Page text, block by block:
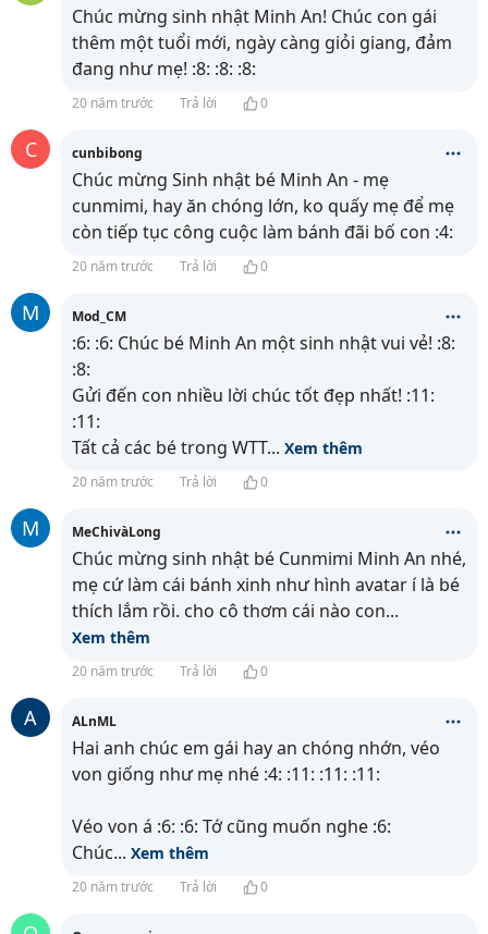
Chúc mừng sinh nhật Minh An! Chúc con gái
thêm một tuổi mới, ngày càng giỏi giang, đảm
đang như mẹ! :8: :8: :8:
20 năm trước Trả lời 0
C cunbibong
Chúc mừng Sinh nhật bé Minh An - mẹ
cunmimi, hay ăn chóng lớn, ko quấy mẹ để mẹ
còn tiếp tục công cuộc làm bánh đãi bố con :4:
20 năm trước Trả lời 0
M Mod_CM
:6: :6: Chúc bé Minh An một sinh nhật vui vẻ! :8:
:8:
Gửi đến con nhiều lời chúc tốt đẹp nhất! :11:
:11:
Tất cả các bé trong WTT... Xem thêm
20 năm trước Trả lời 0
M MeChivàLong
Chúc mừng sinh nhật bé Cunmimi Minh An nhé,
mẹ cứ làm cái bánh xinh như hình avatar í là bé
thích lắm rồi. cho cô thơm cái nào con...
Xem thêm
20 năm trước Trả lời 0
A ALnML
Hai anh chúc em gái hay an chóng nhớn, véo
von giống như mẹ nhé :4: :11: :11: :11:
Véo von á :6: :6: Tớ cũng muốn nghe :6:
Chúc... Xem thêm
20 năm trước Trả lời 0